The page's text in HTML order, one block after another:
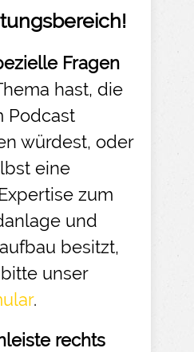
Fragen
hast, die
Podcast
würdest, oder
eine
zum
und
besitzt,
unser
.
rechts